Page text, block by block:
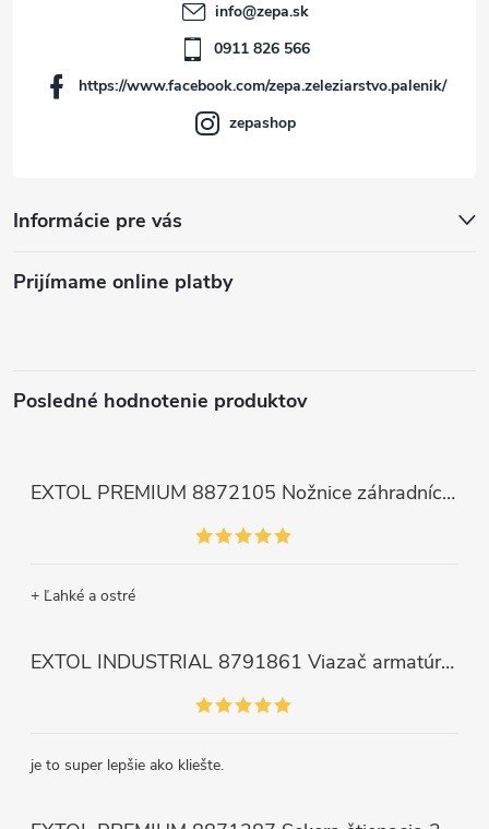
Informácie pre vás
info@zepa.sk
0911 826 566
https://www.facebook.com/zepa.zeleziarstvo.palenik/
zepashop
Prijímame online platby
Posledné hodnotenie produktov
EXTOL PREMIUM 8872105 Nožnice záhradnícke dlhé úzke, 200mm, max. prestrih Ø6mm
+ Ľahké a ostré
EXTOL INDUSTRIAL 8791861 Viazač armatúr aku Share20V, bez aku, drôt 0,8mm, oko 8-34mm, bezuhlíkový motor
je to super lepšie ako kliešte.